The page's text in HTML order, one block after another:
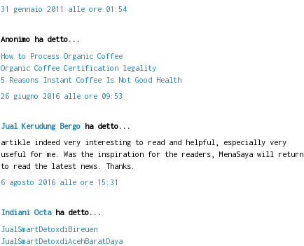
31 gennaio 2011 alle ore 01:54
Anonimo ha detto...
How to Process Organic Coffee
Organic Coffee Certification legality
5 Reasons Instant Coffee Is Not Good Health
26 giugno 2016 alle ore 09:53
Jual Kerudung Bergoha detto...
artikle indeed very interesting to read and helpful, especially very
useful for me. Was the inspiration for the readers, MenaSaya will return
to read the latest news. Thanks.
6 agosto 2016 alle ore 15:31
Indiani Octaha detto...
JualSmartDetoxdiBireuen
JualSmartDetoxdiAcehBaratDaya